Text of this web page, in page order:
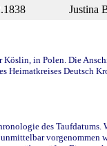
Justina
in Polen. Die
Deutsch
des